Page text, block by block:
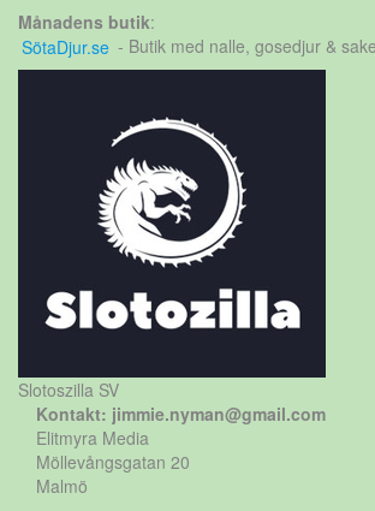
Månadens butik:
SötaDjur.se - Butik med nalle, gosedjur &
Slotoszilla SV
Kontakt: jimmie.nyman@gmail.com
Elitmyra Media
Möllevångsgatan 20
Malmö